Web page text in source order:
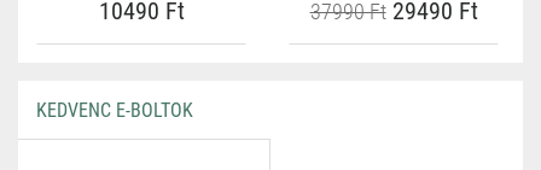
10490 Ft 37990 Ft29490 Ft
KEDVENC E-BOLTOK